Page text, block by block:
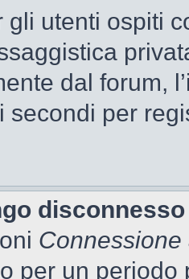
utenti ospiti
dal forum,
secondi per
per un